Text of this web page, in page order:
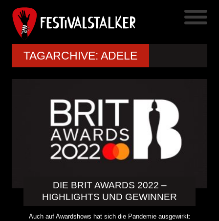
TAGARCHIVE: ADELE
DIE BRIT AWARDS 2022 –
HIGHLIGHTS UND GEWINNER
Auch auf Awardshows hat sich die Pandemie ausgewirkt: